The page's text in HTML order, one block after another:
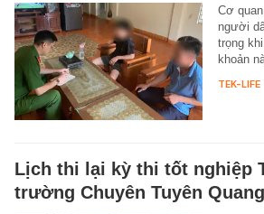
Cơ
người
trọng
khoản
TEK-LIFE
Lịch thi lại kỳ thi tốt nghiệp
trường Chuyên Tuyên Quang